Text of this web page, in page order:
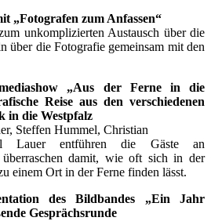
„Fotografen zum Anfassen“
unkomplizierten Austausch über die
über die Fotografie gemeinsam mit den
„Aus der Ferne in die
Reise aus den verschiedenen
in die Westpfalz
Steffen Hummel, Christian
Lauer entführen die Gäste an
damit, wie oft sich in der
einem Ort in der Ferne finden lässt.
des Bildbandes „Ein Jahr
Gesprächsrunde